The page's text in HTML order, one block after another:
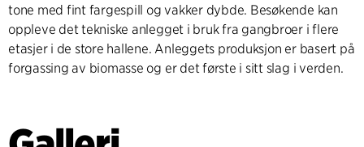
tone med fint fargespill og vakker dybde. Besøkende kan
oppleve det tekniske anlegget i bruk fra gangbroer i flere
etasjer i de store hallene. Anleggets produksjon er basert på
forgassing av biomasse og er det første i sitt slag i verden.